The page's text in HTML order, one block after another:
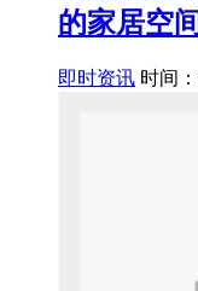
的家居空
即时资讯 时间